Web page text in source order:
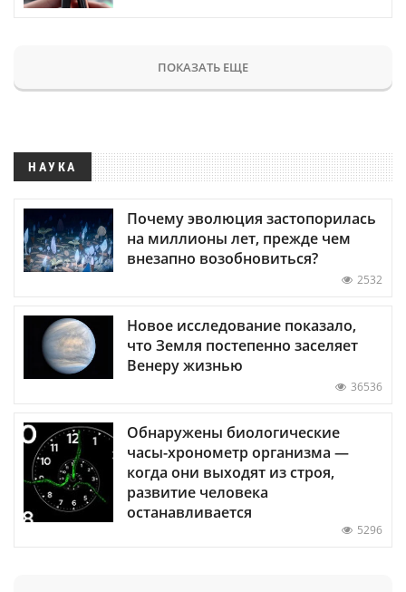
ПОКАЗАТЬ ЕЩЕ
НАУКА
Почему эволюция застопорилась
на миллионы лет, прежде чем
внезапно возобновиться?
2532
Новое исследование показало,
что Земля постепенно заселяет
Венеру жизнью
36536
Обнаружены биологические
часы-хронометр организма —
когда они выходят из строя,
развитие человека
останавливается
5296